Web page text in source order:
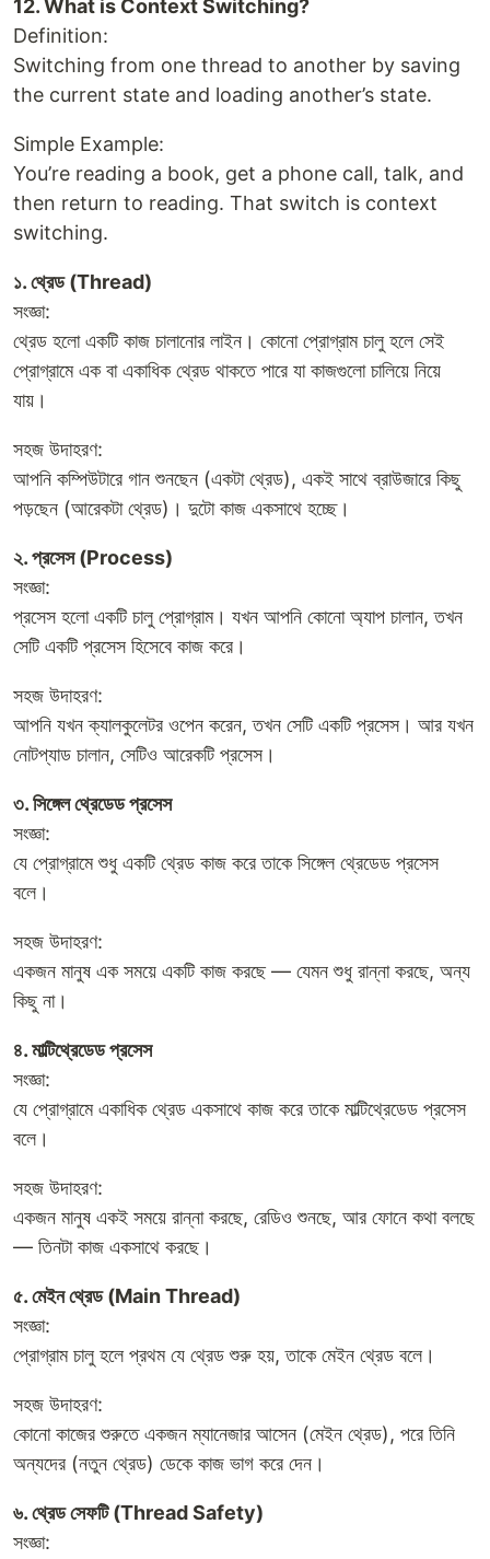
12. What is Context Switching?
Definition:
Switching from one thread to another by saving
the current state and loading another’s state.
Simple Example:
You’re reading a book, get a phone call, talk, and
then return to reading. That switch is context
switching.
১. থ্রেড (Thread)
সংজ্ঞা:
থ্রেড হলো একটি কাজ চালানোর লাইন। কোনো প্রোগ্রাম চালু হলে সেই
প্রোগ্রামে এক বা একাধিক থ্রেড থাকতে পারে যা কাজগুলো চালিয়ে নিয়ে
যায়।
সহজ উদাহরণ:
আপনি কম্পিউটারে গান শুনছেন (একটা থ্রেড), একই সাথে ব্রাউজারে কিছু
পড়ছেন (আরেকটা থ্রেড)। দুটো কাজ একসাথে হচ্ছে।
২. প্রসেস (Process)
সংজ্ঞা:
প্রসেস হলো একটি চালু প্রোগ্রাম। যখন আপনি কোনো অ্যাপ চালান, তখন
সেটি একটি প্রসেস হিসেবে কাজ করে।
সহজ উদাহরণ:
আপনি যখন ক্যালকুলেটর ওপেন করেন, তখন সেটি একটি প্রসেস। আর যখন
নোটপ্যাড চালান, সেটিও আরেকটি প্রসেস।
৩. সিঙ্গেল থ্রেডেড প্রসেস
সংজ্ঞা:
যে প্রোগ্রামে শুধু একটি থ্রেড কাজ করে তাকে সিঙ্গেল থ্রেডেড প্রসেস
বলে।
সহজ উদাহরণ:
একজন মানুষ এক সময়ে একটি কাজ করছে — যেমন শুধু রান্না করছে, অন্য
কিছু না।
৪. মাল্টিথ্রেডেড প্রসেস
সংজ্ঞা:
যে প্রোগ্রামে একাধিক থ্রেড একসাথে কাজ করে তাকে মাল্টিথ্রেডেড প্রসেস
বলে।
সহজ উদাহরণ:
একজন মানুষ একই সময়ে রান্না করছে, রেডিও শুনছে, আর ফোনে কথা বলছে
— তিনটা কাজ একসাথে করছে।
৫. মেইন থ্রেড (Main Thread)
সংজ্ঞা:
প্রোগ্রাম চালু হলে প্রথম যে থ্রেড শুরু হয়, তাকে মেইন থ্রেড বলে।
সহজ উদাহরণ:
কোনো কাজের শুরুতে একজন ম্যানেজার আসেন (মেইন থ্রেড), পরে তিনি
অন্যদের (নতুন থ্রেড) ডেকে কাজ ভাগ করে দেন।
৬. থ্রেড সেফটি (Thread Safety)
সংজ্ঞা: